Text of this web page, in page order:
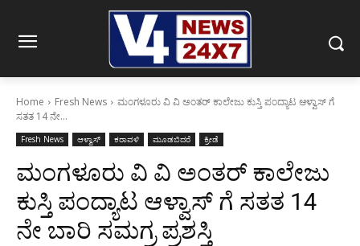
Home Fresh News
ಮಂಗಳೂರು ವಿ ವಿ ಅಂತರ್ ಕಾಲೇಜು ಕುಸ್ತಿ ಪಂದ್ಯಾಟ ಆಳ್ವಾಸ್‌ ಗೆ
ಸತತ 14 ನೇ...
Fresh News ಆಳ್ವಾಸ್ ಕರಾವಳಿ ಮೂಡಬಿದರೆ ಕ್ರೀಡೆ
ಮಂಗಳೂರು ವಿ ವಿ ಅಂತರ್ ಕಾಲೇಜು
ಕುಸ್ತಿ ಪಂದ್ಯಾಟ ಆಳ್ವಾಸ್‌ ಗೆ ಸತತ 14
ನೇ ಬಾರಿ ಸಮಗ್ರ ಪ್ರಶಸ್ತಿ